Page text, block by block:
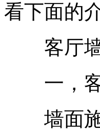
看下面的
客厅墙
一，客
墙面施